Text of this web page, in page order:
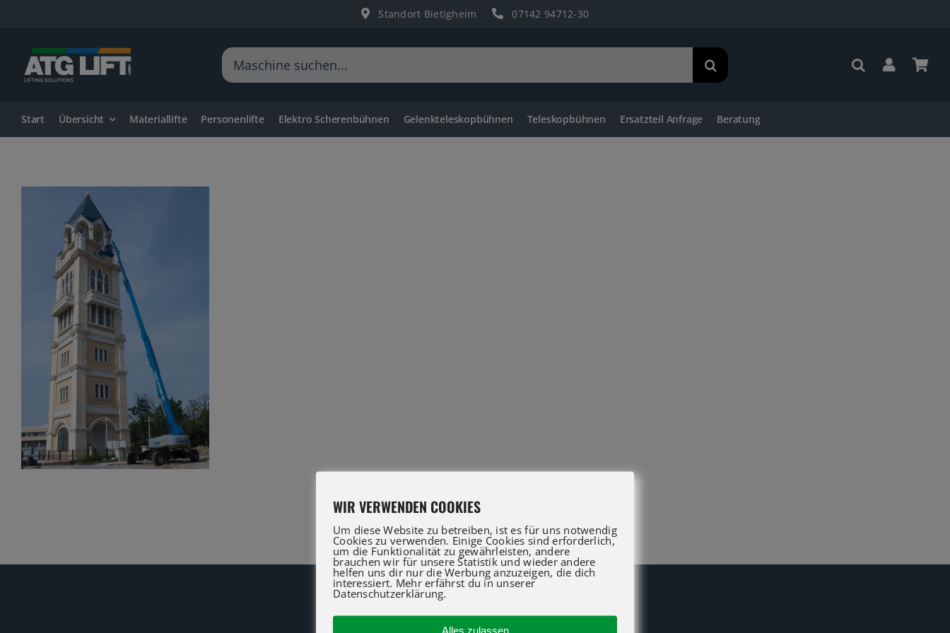
springen
Standort Bietigheim 07142 94712-30
Suche
nach:
Start Übersicht Materiallifte Personenlifte Elektro Scherenbühnen Gelenkteleskopbühnen Teleskopbühnen Ersatzteil Anfrage Beratung
WIR VERWENDEN COOKIES
Um diese Website zu betreiben, ist es für uns notwendig
Cookies zu verwenden. Einige Cookies sind erforderlich,
um die Funktionalität zu gewährleisten, andere
brauchen wir für unsere Statistik und wieder andere
helfen uns dir nur die Werbung anzuzeigen, die dich
interessiert. Mehr erfährst du in unserer
Datenschutzerklärung.
Alles zulassen